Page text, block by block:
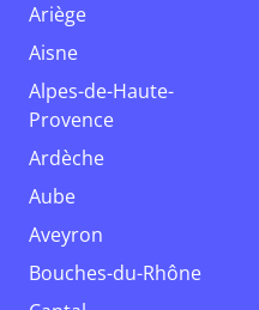
Ariège
Aisne
Alpes-de-Haute-
Provence
Ardèche
Aube
Aveyron
Bouches-du-Rhône